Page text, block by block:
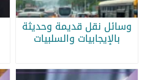
وسائل نقل قديمة وحديثة
بالإيجابيات والسلبيات